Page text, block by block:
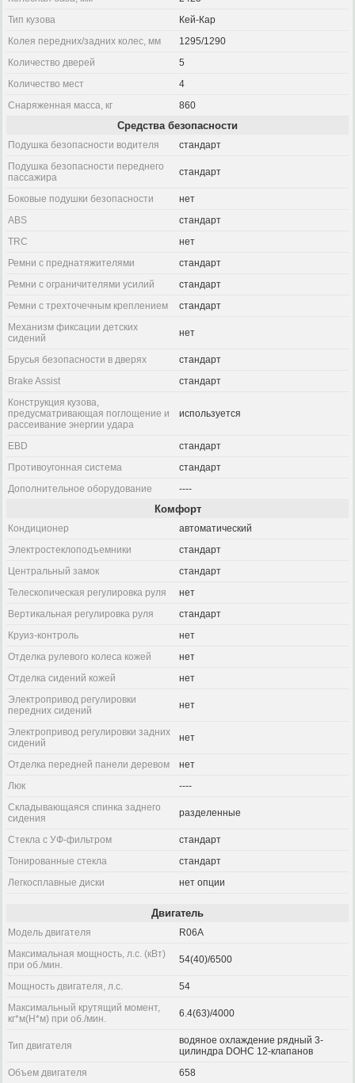
Тип кузова
Кей-Кар
Колея передних/задних колес, мм
1295/1290
Количество дверей
5
Количество мест
4
Снаряженная масса, кг
860
Средства безопасности
Подушка безопасности водителя
стандарт
Подушка безопасности переднего
пассажира
стандарт
Боковые подушки безопасности
нет
ABS
стандарт
TRC
нет
Ремни с преднатяжителями
стандарт
Ремни с ограничителями усилий
стандарт
Ремни с трехточечным креплением
стандарт
Механизм фиксации детских
сидений
нет
Брусья безопасности в дверях
стандарт
Brake Assist
стандарт
Конструкция кузова,
предусматривающая поглощение и
рассеивание энергии удара
используется
EBD
стандарт
Противоугонная система
стандарт
Дополнительное оборудование
----
Комфорт
Кондиционер
автоматический
Электростеклоподъемники
стандарт
Центральный замок
стандарт
Телескопическая регулировка руля
нет
Вертикальная регулировка руля
стандарт
Круиз-контроль
нет
Отделка рулевого колеса кожей
нет
Отделка сидений кожей
нет
Электропривод регулировки
передних сидений
нет
Электропривод регулировки задних
сидений
нет
Отделка передней панели деревом
нет
Люк
----
Складывающаяся спинка заднего
сидения
разделенные
Стекла с УФ-фильтром
стандарт
Тонированные стекла
стандарт
Легкосплавные диски
нет опции
Двигатель
Модель двигателя
R06A
Максимальная мощность, л.с. (кВт)
при об./мин.
54(40)/6500
Мощность двигателя, л.с.
54
Максимальный крутящий момент,
кг*м(Н*м) при об./мин.
6.4(63)/4000
Тип двигателя
водяное охлаждение рядный 3-
цилиндра DOHC 12-клапанов
Объем двигателя
658